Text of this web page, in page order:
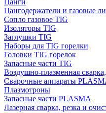
Цанги
Цангодержатели и газовые
Сопло газовое TIG
Изоляторы TIG
Заглушки TIG
Наборы для TIG горелки
Головки TIG горелок
Запасные части TIG
Воздушно-плазменная
Сварочные аппараты
Плазмотроны
Запасные части PLASMA
Лазерная сварка, резка и